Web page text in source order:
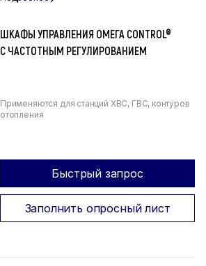
ШКАФЫ УПРАВЛЕНИЯ ОМЕГА CONTROL®
С ЧАСТОТНЫМ РЕГУЛИРОВАНИЕМ
Применяются для станций ХВС, ГВС, контуров
отопления
Быстрый запрос
Заполнить опросный лист